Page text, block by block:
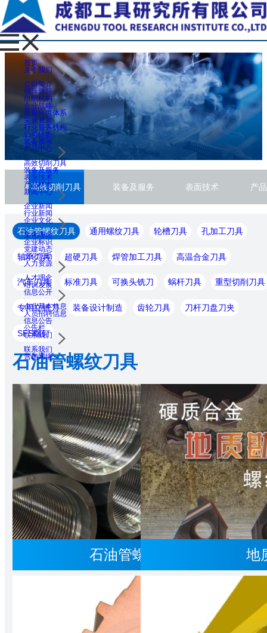
首页
关于我们
公司简介
领导致辞
组织机构
企业战略
质量环境体系
荣誉资质
行业服务机构
公司掠影
装备展示
产品中心
高效切削刀具
装备及服务
表面技术
产品样本
新闻中心
企业新闻
行业新闻
企业文化
文化理念
企业标识
党建动态
文化活动
人力资源
人才理念
培训发展
信息公开
企业基本信息
人员招聘信息
信息公告
公告栏
联系我们
联系我们
营销网络
高效切削刀具 装备及服务 表面技术 产
石油管螺纹刀具 通用螺纹刀具 轮槽刀具 孔加工刀具
轴承刀具 超硬刀具 焊管加工刀具 高温合金刀具
汽车刀具 标准刀具 可换头铣刀 蜗杆刀具 重型切削刀具
专用立铣刀 装备设计制造 齿轮刀具 刀杆刀盘刀夹
SFS螺钉
石油管螺纹刀具
石油管螺纹刀具概述 地